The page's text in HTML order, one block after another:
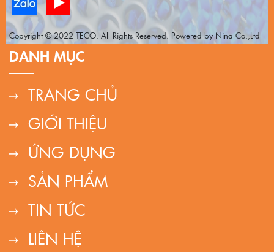
Copyright © 2022 TECO. All Rights Reserved. Powered by Nina Co.,Ltd
DANH MỤC
TRANG CHỦ
GIỚI THIỆU
ỨNG DỤNG
SẢN PHẨM
TIN TỨC
LIÊN HỆ